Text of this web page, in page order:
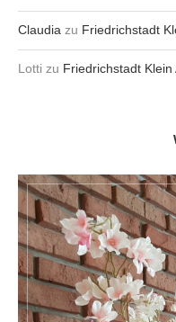
Claudia zu Friedrichstadt
Lotti zu Friedrichstadt